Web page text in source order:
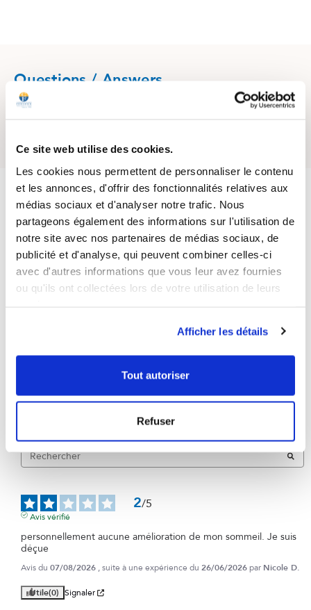
Ce site web utilise des cookies.
Les cookies nous permettent de personnaliser le contenu
et les annonces, d'offrir des fonctionnalités relatives aux
médias sociaux et d'analyser notre trafic. Nous
partageons également des informations sur l'utilisation de
notre site avec nos partenaires de médias sociaux, de
publicité et d'analyse, qui peuvent combiner celles-ci
avec d'autres informations que vous leur avez fournies
ou qu'ils ont collectées lors de votre utilisation de leurs
Afficher les détails
Tout autoriser
Refuser
Questions / Answers
4.5/5
Basé sur66 avis soumis à un
contrôle
Voir tous les avis sur ce site
2étoiles
Trier les avis
2/5
Avis vérifié
personnellement aucune amélioration de mon sommeil. Je suis
déçue
Avis du 07/08/2026 , suite à une expérience du 26/06/2026 par Nicole D.
Utile(0) Signaler